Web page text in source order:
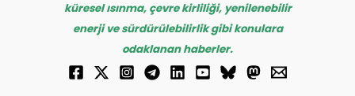
küresel ısınma, çevre kirliliği, yenilenebilir
enerji ve sürdürülebilirlik gibi konulara
odaklanan haberler.